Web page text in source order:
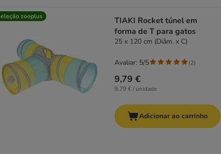
zooplus
TIAKI Rocket túnel em
forma de T para gatos
25 x 120 cm (Diâm. x C)
9,79 €
9,79 € / unidade
Avaliar: 5/5 (2)
Adicionar ao carrinho